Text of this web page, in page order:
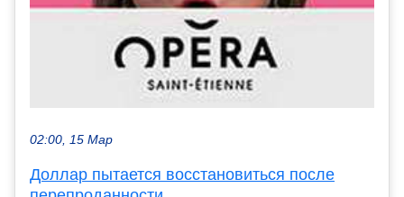
02:00, 15 Мар
Доллар пытается восстановиться после